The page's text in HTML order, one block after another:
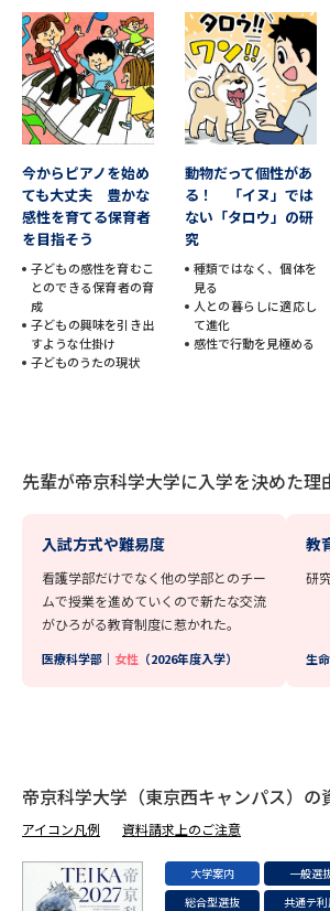
併願校選び 受験スケ
先輩が入学を決めた理由 テレメー
新生活お役立ちガイド
学問発見
大学で学びたい学問発見
学問の教科書 夢ナビライ
ユーザーサポート
Ｑ＆Ａ よくあるご質問 大学進学ID
お支払いについて
受付内容
今からピアノを始め
ても大丈夫 豊かな
感性を育てる保育者
を目指そう
子どもの感性を育むこ
とのできる保育者の育
成
子どもの興味を引き出
すような仕掛け
子どものうたの現状
動物だって個性があ
る！ 「イヌ」では
ない「タロウ」の研
究
種類ではなく、個体を
見る
人との暮らしに適応し
て進化
感性で行動を見極める
先輩が帝京科学大学に入学を決めた理
入試方式や難易度
看護学部だけでなく他の学部とのチー
ムで授業を進めていくので新たな交流
がひろがる教育制度に惹かれた。
医療科学部｜ 女性 （2026年度入学）
教
研
生
帝京科学大学（東京西キャンパス）の
アイコン凡例 資料請求上のご注意
大学案内 一般選
総合型選抜
共通テ